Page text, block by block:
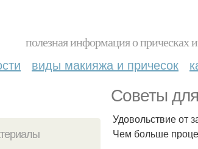
полезная информация о прическах
виды макияжа и причесок
Советы
Удовольствие от
Чем больше